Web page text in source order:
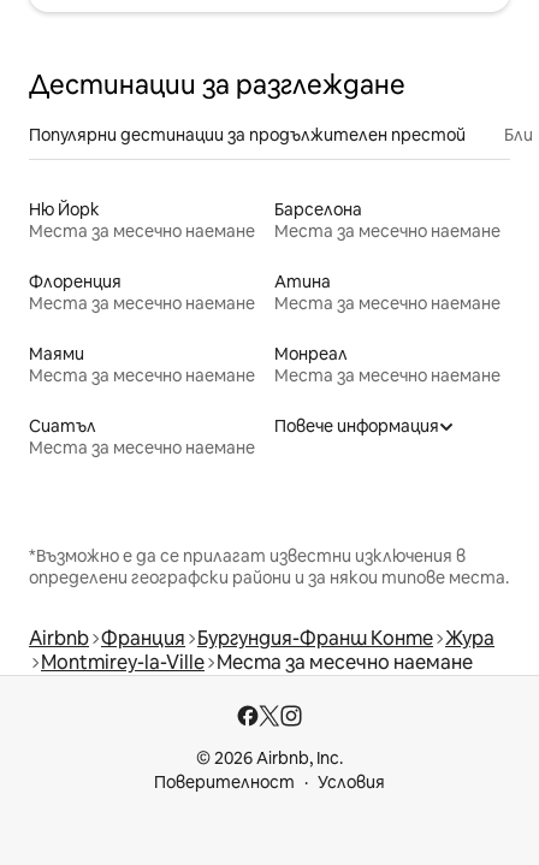
Дестинации за разглеждане
Популярни дестинации за продължителен престой
Ню Йорк
Места за месечно наемане
Барселона
Места за месечно наемане
Флоренция
Места за месечно наемане
Атина
Места за месечно наемане
Маями
Места за месечно наемане
Монреал
Места за месечно наемане
Сиатъл
Места за месечно наемане
Повече информация
*Възможно е да се прилагат известни изключения в
определени географски райони и за някои типове места.
Airbnb Франция Бургундия-Франш Конте Жура
Montmirey-la-Ville Места за месечно наемане
© 2026 Airbnb, Inc.
Поверителност
Условия